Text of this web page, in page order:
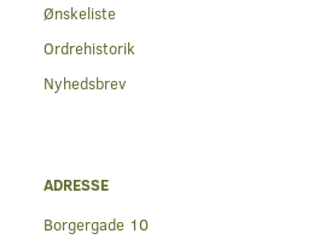
Ønskeliste
Ordrehistorik
Nyhedsbrev
ADRESSE
Borgergade 10